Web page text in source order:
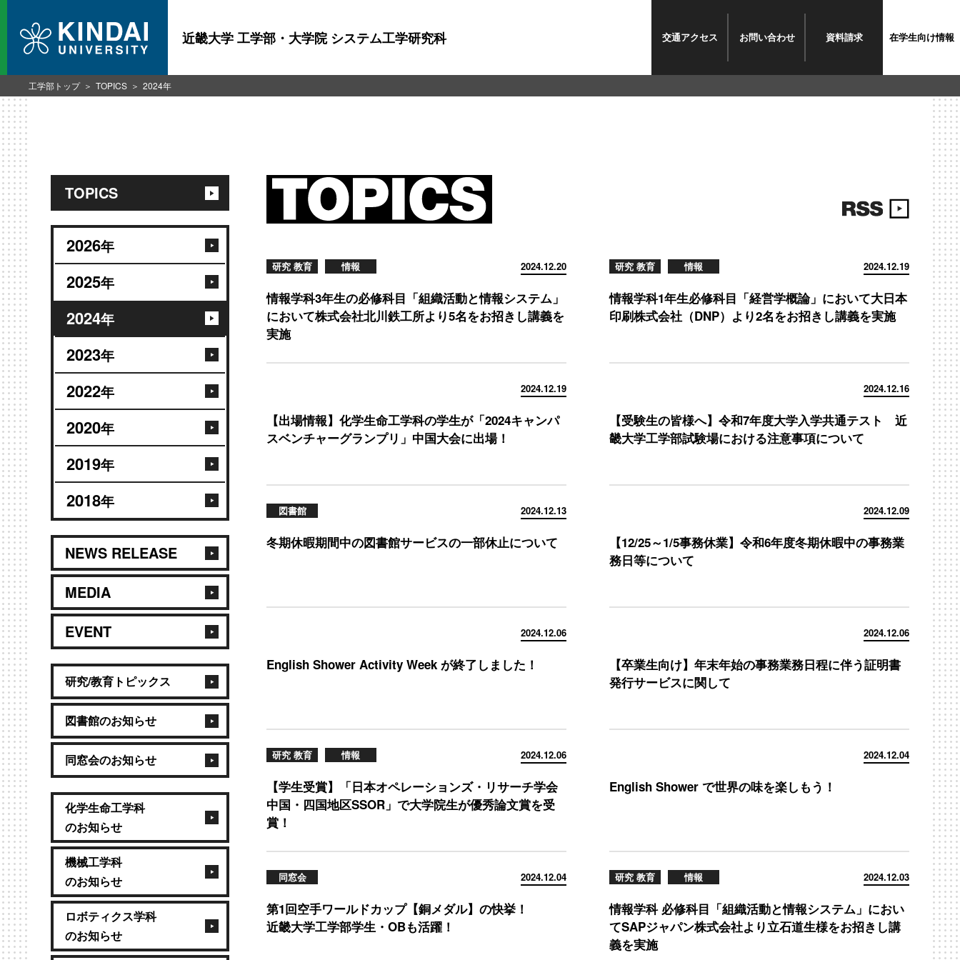
近畿大学 工学部・大学院 システム工学研究科 交通アクセス お問い合わせ 資料請求 在学生向け情報
TOPICS
2026年
2025年
2024年
2023年
2022年
2020年
2019年
2018年
NEWS RELEASE
MEDIA
EVENT
研究/教育トピックス
図書館のお知らせ
同窓会のお知らせ
化学生命工学科
のお知らせ
機械工学科
のお知らせ
ロボティクス学科
のお知らせ
2024.12.20
研究 教育 情報
情報学科3年生の必修科目「組織活動と情報システム」
において株式会社北川鉄工所より5名をお招きし講義を
実施
2024.12.19
研究 教育 情報
情報学科1年生必修科目「経営学概論」において大日本
印刷株式会社（DNP）より2名をお招きし講義を実施
2024.12.19
【出場情報】化学生命工学科の学生が「2024キャンパ
スベンチャーグランプリ」中国大会に出場！
2024.12.16
【受験生の皆様へ】令和7年度大学入学共通テスト 近
畿大学工学部試験場における注意事項について
2024.12.13
図書館
冬期休暇期間中の図書館サービスの一部休止について
2024.12.09
【12/25～1/5事務休業】令和6年度冬期休暇中の事務業
務日等について
2024.12.06
English Shower Activity Week が終了しました！
2024.12.06
【卒業生向け】年末年始の事務業務日程に伴う証明書
発行サービスに関して
2024.12.06
研究 教育 情報
【学生受賞】「日本オペレーションズ・リサーチ学会
中国・四国地区SSOR」で大学院生が優秀論文賞を受
賞！
2024.12.04
English Shower で世界の味を楽しもう！
2024.12.04
同窓会
第1回空手ワールドカップ【銅メダル】の快挙！
近畿大学工学部学生・OBも活躍！
2024.12.03
研究 教育 情報
情報学科 必修科目「組織活動と情報システム」におい
てSAPジャパン株式会社より立石道生様をお招きし講
義を実施
工学部トップ TOPICS 2024年